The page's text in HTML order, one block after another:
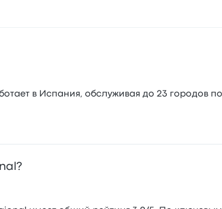
в Испания, обслуживая до 23 городов